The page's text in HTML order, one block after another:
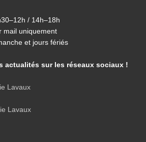
/ 14h–18h
uniquement
et jours fériés
actualités sur les réseaux sociaux !
Lavaux
Lavaux